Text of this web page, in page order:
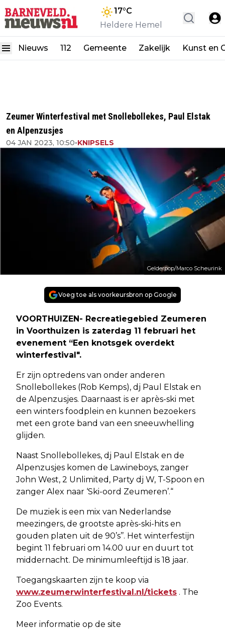
17°C
Heldere Hemel
Nieuws 112 Gemeente Zakelijk Kunst en
Zeumer Winterfestival met Snollebollekes, Paul Elstak
en Alpenzusjes
04 JAN 2023, 10:50•KNIPSELS
Gelderpop/Marco Scheurink
Voeg toe als voorkeursbron op Google
VOORTHUIZEN- Recreatiegebied Zeumeren
in Voorthuizen is zaterdag 11 februari het
evenement “Een knotsgek overdekt
winterfestival".
Er zijn optredens van onder anderen
Snollebollekes (Rob Kemps), dj Paul Elstak en
de Alpenzusjes. Daarnaast is er après-ski met
een winters foodplein en kunnen bezoekers
met een grote band van een sneeuwhelling
glijden.
Naast Snollebollekes, dj Paul Elstak en de
Alpenzusjes komen de Lawineboys, zanger
John West, 2 Unlimited, Party dj W, T-Spoon en
zanger Alex naar ‘Ski-oord Zeumeren’.“
De muziek is een mix van Nederlandse
meezingers, de grootste après-ski-hits en
gouden platen uit de 90’s’’. Het winterfestijn
begint 11 februari om 14.00 uur en duurt tot
middernacht. De minimumleeftijd is 18 jaar.
Toegangskaarten zijn te koop via
www.zeumerwinterfestival.nl/tickets . The
Zoo Events.
Meer informatie op de site